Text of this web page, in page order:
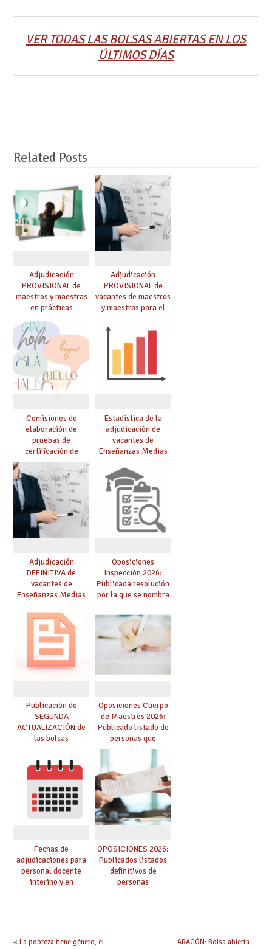
VER TODAS LAS BOLSAS ABIERTAS EN LOS
ÚLTIMOS DÍAS
Related Posts
Adjudicación
PROVISIONAL de
maestros y maestras
en prácticas
Adjudicación
PROVISIONAL de
vacantes de maestros
y maestras para el
Comisiones de
elaboración de
pruebas de
certificación de
competencia
lingüística: publicada
resolución definitiva
Estadística de la
adjudicación de
vacantes de
Enseñanzas Medias
Adjudicación
DEFINITIVA de
vacantes de
Enseñanzas Medias
Oposiciones
Inspección 2026:
Publicada resolución
por la que se nombra
prácticas, se regulan
dichas prácticas y se
convoca acto público
de adjudicación
Publicación de
SEGUNDA
ACTUALIZACIÓN de
las bolsas
Cuerpo de Maestros
de especialidades
convocadas a
oposición
Oposiciones Cuerpo
de Maestros 2026:
Publicado listado de
personas que
adquieren nueva
especialidad
Fechas de
adjudicaciones para
personal docente
interino y en
OPOSICIONES 2026:
Publicados listados
definitivos de
personas
« La pobreza tiene género, el
ARAGÓN: Bolsa abierta.